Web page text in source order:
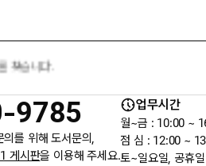
선거일 휴무 안내
찾습니다.
9785
를 위해 도서문의,
게시판을 이용해 주세요.
업무시간
월~금 : 10:00 ~
점 심 : 12:00 ~
토~일요일, 공휴